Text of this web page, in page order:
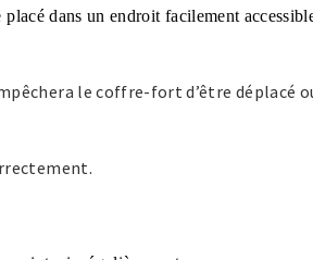
dans un endroit facilement
le coffre-fort d’être déplacé